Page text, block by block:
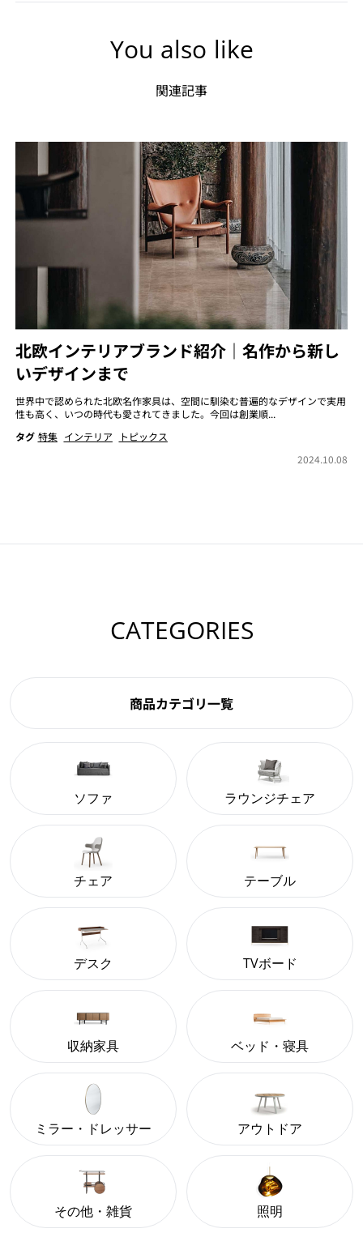
You also like
関連記事
北欧インテリアブランド紹介｜名作から新し
いデザインまで
世界中で認められた北欧名作家具は、空間に馴染む普遍的なデザインで実用
性も高く、いつの時代も愛されてきました。今回は創業順...
タグ 特集 インテリア
トピックス
2024.10.08
CATEGORIES
商品カテゴリ一覧
ソファ ラウンジチェア
チェア テーブル
デスク TVボード
収納家具 ベッド・寝具
ミラー・ドレッサー アウトドア
その他・雑貨 照明